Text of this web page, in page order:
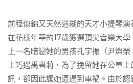
前程似錦又天然迷糊的天才小提琴演
在花樣年華的17歲獲選頂尖音樂大
上一名暗戀她的男孩孔宇振（尹燦
上巧遇禹書莉，為了挽留她在公車
訊，卻因此讓她遭遇到車禍。由於